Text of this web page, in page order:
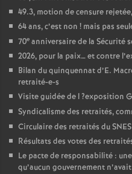
49.3, motion de censure
64 ans, c’est non ! mais pas
70e anniversaire de la Sécurité
2026, pour la paix… et contre
Bilan du quinquennat d’E.
retraité-e-s
Visite guidée de l?exposition
Syndicalisme des retraités,
Circulaire des retraités duSNES
Résultats des votes des
Le pacte de responsabilité :
qu’aucun gouvernement